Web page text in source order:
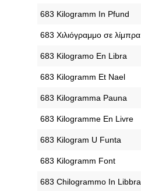
‎683 Kilogramm In Pfund
‎683 Χιλιόγραμμο σε λίμπρα
‎683 Kilogramo En Libra
‎683 Kilogramm Et Nael
‎683 Kilogramma Pauna
‎683 Kilogramme En Livre
‎683 Kilogram U Funta
‎683 Kilogramm Font
‎683 Chilogrammo In Libbra